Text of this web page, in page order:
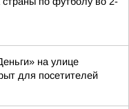
на улице
для посетителей